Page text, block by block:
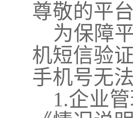
尊敬的平
为保障
机短信验
手机号无
1.企业